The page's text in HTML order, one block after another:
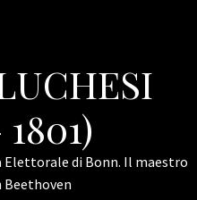
1801)
di Bonn. Il maestro
Beethoven